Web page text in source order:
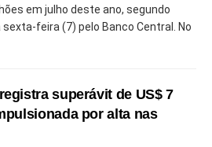
em julho deste ano, segundo
feira (7) pelo Banco Central. No
superávit de US$ 7
por alta nas